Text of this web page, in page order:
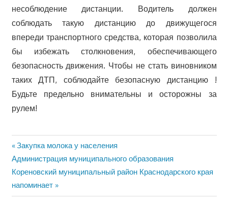
несоблюдение дистанции. Водитель должен
соблюдать такую дистанцию до движущегося
впереди транспортного средства, которая позволила
бы избежать столкновения, обеспечивающего
безопасность движения. Чтобы не стать виновником
таких ДТП, соблюдайте безопасную дистанцию !
Будьте предельно внимательны и осторожны за
рулем!
Навигация
по
записям
Предыдущая
запись:
Закупка молока у населения
Следующая
запись:
Администрация муниципального образования
Кореновский муниципальный район Краснодарского края
напоминает